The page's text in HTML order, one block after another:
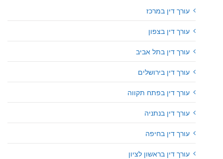
עורך דין במרכז
עורך דין בצפון
עורך דין בתל אביב
עורך דין בירושלים
עורך דין בפתח תקווה
עורך דין בנתניה
עורך דין בחיפה
עורך דין בראשון לציון